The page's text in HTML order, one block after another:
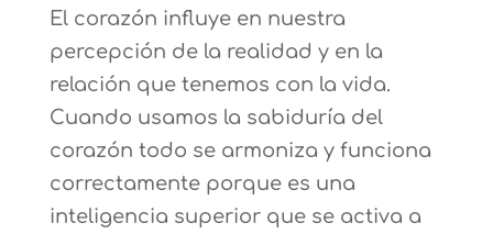
El corazón influye en nuestra
percepción de la realidad y en la
relación que tenemos con la vida.
Cuando usamos la sabiduría del
corazón todo se armoniza y funciona
correctamente porque es una
inteligencia superior que se activa a